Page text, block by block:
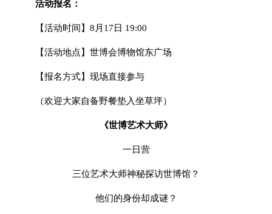
活动报名：
【活动时间】8月17日 19:00
【活动地点】世博会博物馆东广场
【报名方式】现场直接参与
（欢迎大家自备野餐垫入坐草坪）
《世博艺术大师》
一日营
三位艺术大师神秘探访世博馆？
他们的身份却成谜？